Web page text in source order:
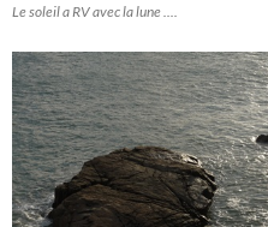
Le soleil a RV avec la lune ....